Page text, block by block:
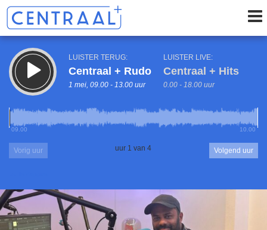
LUISTER TERUG:
Centraal + Rudo
1 mei, 09.00 - 13.00 uur
LUISTER LIVE:
Centraal + Hits
0.00 - 18.00 uur
09.00 10.00
Vorig uur uur 1 van 4 Volgend uur